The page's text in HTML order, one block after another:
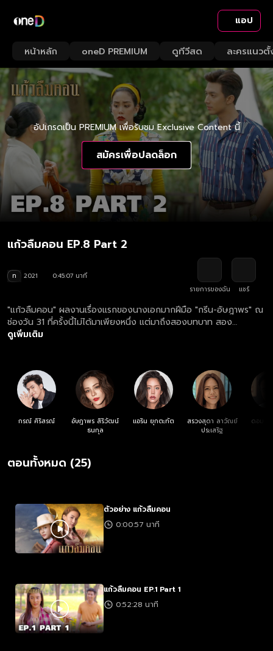
แอป
หน้าหลัก oneD PREMIUM ดูทีวีสด ละครแนวตั้
อัปเกรดเป็น PREMIUM เพื่อรับชม Exclusive Content นี้
สมัครเพื่อปลดล็อก
แก้วลืมคอน EP.8 Part 2
ท 2021
0:45:07 นาที
รายการของฉัน
แชร์
"แก้วลืมคอน" ผลงานเรื่องแรกของนางเอกมากฝีมือ "กรีน-อัษฎาพร" ณ
ช่องวัน 31 ที่ครั้งนี้ไม่ได้มาเพียงหนึ่ง แต่มาถึงสองบทบาท สอง
อารมณ์!... หนึ่งคือหญิงสาวลูกชาวนาสู้ชีวิตที่หนีออกจากบ้านเพราะพี่เขย
พลัดพรากจากกันตั้งแต่ยังเด็กและกลับมาพบกันอีกครั้งด้วยความ
บังเอิญ
ดูเพิ่มเติม
กรณ์ ศิริสรณ์
อัษฎาพร สิริวัฒน์
ธนกุล
แอริน ยุกตะทัต
สรวงสุดา ลาวัณย์
ประเสริฐ
ดอม เ
ตอนทั้งหมด (25)
ตัวอย่าง แก้วลืมคอน
0:00:57 นาที
แก้วลืมคอน EP.1 Part 1
0:52:28 นาที